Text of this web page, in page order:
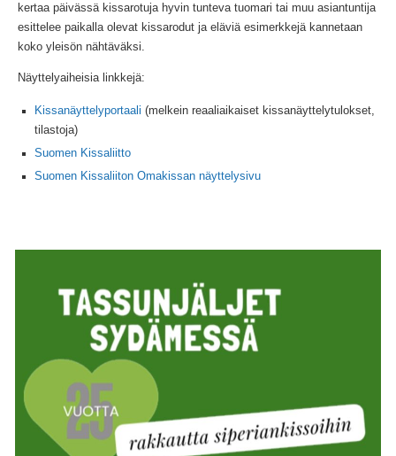
kertaa päivässä kissarotuja hyvin tunteva tuomari tai muu asiantuntija
esittelee paikalla olevat kissarodut ja eläviä esimerkkejä kannetaan
koko yleisön nähtäväksi.
Näyttelyaiheisia linkkejä:
Kissanäyttelyportaali (melkein reaaliaikaiset kissanäyttelytulokset,
tilastoja)
Suomen Kissaliitto
Suomen Kissaliiton Omakissan näyttelysivu